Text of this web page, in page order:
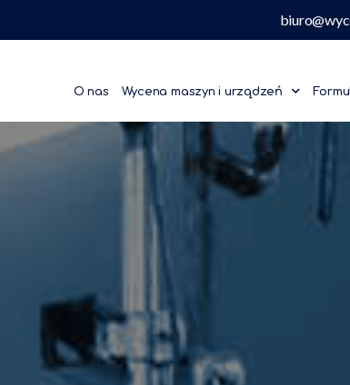
O nas Wycena maszyn i urządzeń